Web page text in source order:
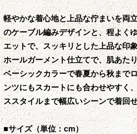
軽やかな着心地と上品な佇まいを両
のケーブル編みデザインと、程よく
エットで、スッキリとした上品な印
ホールガーメント仕立てで、肌あた
ベーシックカラーで春夏から秋まで
ンツにもスカートにも合わせやすく
ススタイルまで幅広いシーンで着回
■サイズ（単位：cm）